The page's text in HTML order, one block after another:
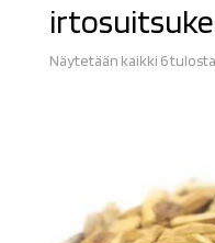
irtosuitsuke
Näytetään kaikki 6 tulosta